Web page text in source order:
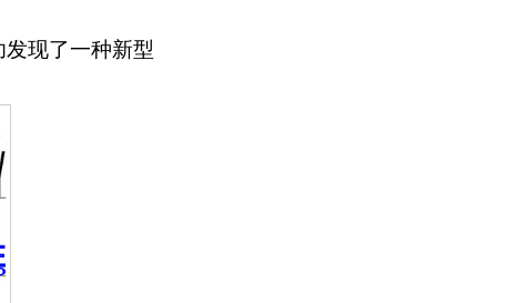
发现了一种新型